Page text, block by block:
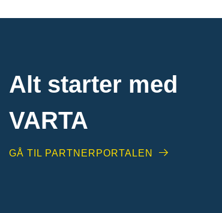
Alt starter med
VARTA​
GÅ TIL PARTNERPORTALEN